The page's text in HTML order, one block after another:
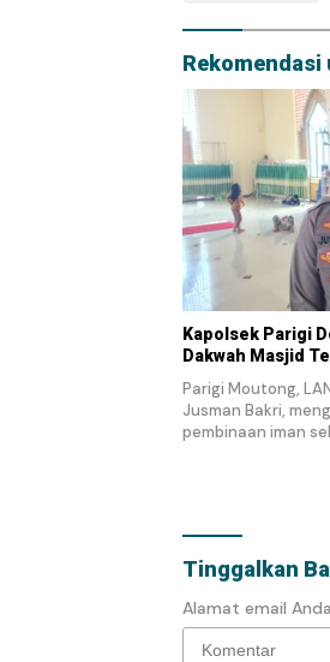
Rekomendasi
Kapolsek Parigi
Dakwah Masjid
Parigi Moutong,
Jusman Bakri,
pembinaan iman
Tinggalkan
Alamat email